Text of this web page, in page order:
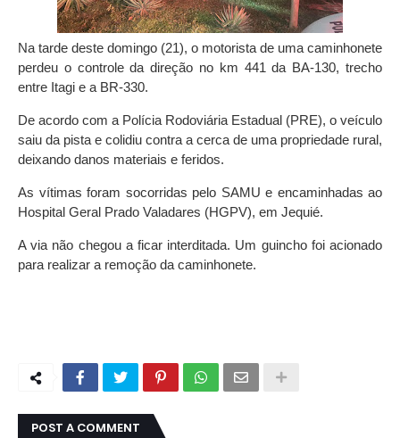
Na tarde deste domingo (21), o motorista de uma caminhonete
perdeu o controle da direção no km 441 da BA-130, trecho
entre Itagi e a BR-330.
De acordo com a Polícia Rodoviária Estadual (PRE), o veículo
saiu da pista e colidiu contra a cerca de uma propriedade rural,
deixando danos materiais e feridos.
As vítimas foram socorridas pelo SAMU e encaminhadas ao
Hospital Geral Prado Valadares (HGPV), em Jequié.
A via não chegou a ficar interditada. Um guincho foi acionado
para realizar a remoção da caminhonete.
POST A COMMENT